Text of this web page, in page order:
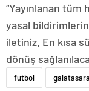
“Yayınlanan
yasal
iletiniz. En kısa
dönüş
futbol